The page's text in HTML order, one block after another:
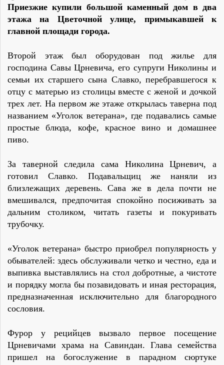
Приезжие купили большой каменный дом в два
этажа на Цветочной улице, примыкавшей к
главной площади города.
Второй этаж был оборудован под жилье для
господина Савы Црневича, его супруги Николины и
семьи их старшего сына Славко, перебравшегося к
отцу с матерью из столицы вместе с женой и дочкой
трех лет. На первом же этаже открылась таверна под
названием «Уголок ветерана», где подавались самые
простые блюда, кофе, красное вино и домашнее
пиво.
За таверной следила сама Николина Црневич, а
готовил Славко. Подавальщиц же наняли из
близлежащих деревень. Сава же в дела почти не
вмешивался, предпочитая спокойно посиживать за
дальним столиком, читать газеты и покуривать
трубочку.
«Уголок ветерана» быстро приобрел популярность у
обывателей: здесь обслуживали четко и честно, еда и
выпивка выставлялись на стол добротные, а чистоте
и порядку могла бы позавидовать и иная ресторация,
предназначенная исключительно для благородного
сословия.
Фурор у рецийцев вызвало первое посещение
Црневичами храма на Савиндан. Глава семейства
пришел на богослужение в парадном сюртуке